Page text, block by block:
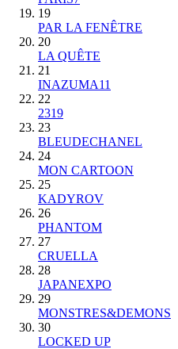
19
PAR LA FENÊTRE
20
LA QUÊTE
21
INAZUMA11
22
2319
23
BLEUDECHANEL
24
MON CARTOON
25
KADYROV
26
PHANTOM
27
CRUELLA
28
JAPANEXPO
29
MONSTRES&DEMONS
30
LOCKED UP